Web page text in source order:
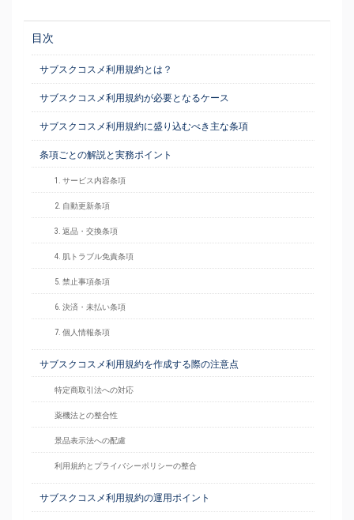
目次
サブスクコスメ利用規約とは？
サブスクコスメ利用規約が必要となるケース
サブスクコスメ利用規約に盛り込むべき主な条項
条項ごとの解説と実務ポイント
1. サービス内容条項
2. 自動更新条項
3. 返品・交換条項
4. 肌トラブル免責条項
5. 禁止事項条項
6. 決済・未払い条項
7. 個人情報条項
サブスクコスメ利用規約を作成する際の注意点
特定商取引法への対応
薬機法との整合性
景品表示法への配慮
利用規約とプライバシーポリシーの整合
サブスクコスメ利用規約の運用ポイント